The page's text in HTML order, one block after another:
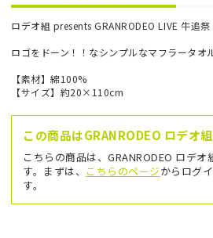
ロデオ組 presents GRANRODEO LIVE 牛追
ロゴをドーン！！なシンプルなマフラータオ
【素材】綿100%
【サイズ】約20×110cm
この商品はGRANRODEO ロデオ
こちらの商品は、GRANRODEO ロデ
す。まずは、 こちらのページからログ
す。